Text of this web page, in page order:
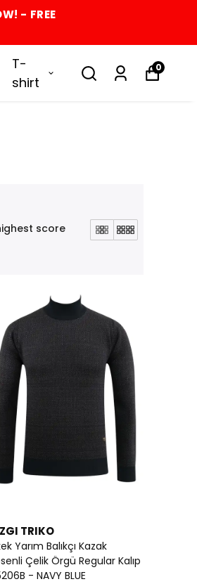
- FREE
T-
shirt
0
score
TRIKO
Yarım Balıkçı Kazak
Çelik Örgü Regular Kalıp
- NAVY BLUE